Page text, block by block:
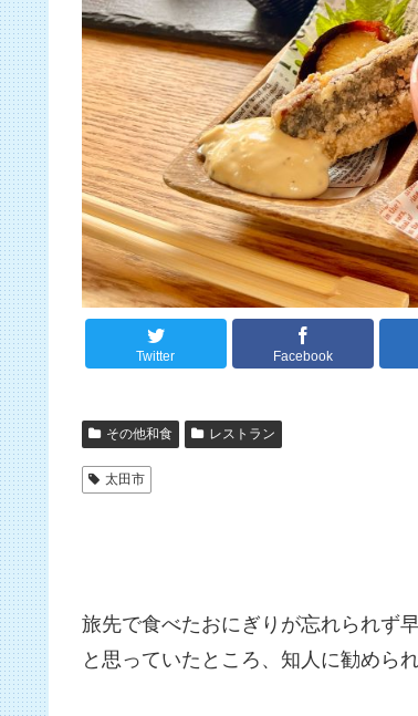
Twitter Facebook
その他和食 レストラン
太田市
旅先で食べたおにぎりが忘れられず
と思っていたところ、知人に勧めら